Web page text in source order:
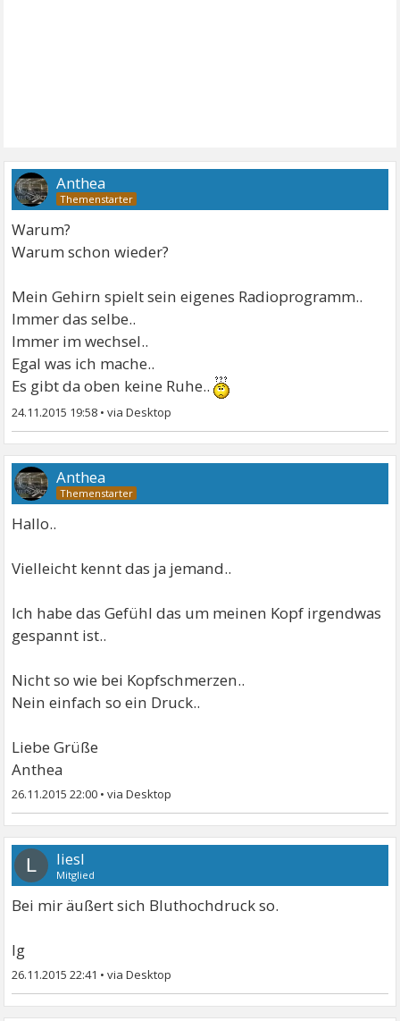
Anthea
Warum?
Warum schon wieder?
Mein Gehirn spielt sein eigenes Radioprogramm..
Immer das selbe..
Immer im wechsel..
Egal was ich mache..
Es gibt da oben keine Ruhe..
24.11.2015 19:58 •
Anthea
Hallo..
Vielleicht kennt das ja jemand..
Ich habe das Gefühl das um meinen Kopf irgendwas
gespannt ist..
Nicht so wie bei Kopfschmerzen..
Nein einfach so ein Druck..
Liebe Grüße
Anthea
26.11.2015 22:00 •
L liesl
Mitglied
Bei mir äußert sich Bluthochdruck so.
lg
26.11.2015 22:41 •